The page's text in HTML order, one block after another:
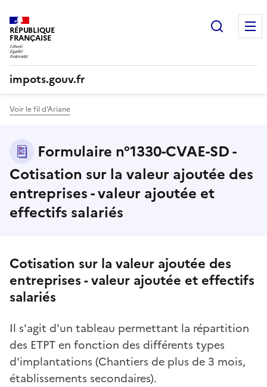
RÉPUBLIQUE
FRANÇAISE
impots.gouv.fr
Voir le fil d'Ariane
Formulaire n°1330-CVAE-SD -
Cotisation sur la valeur ajoutée des
entreprises - valeur ajoutée et
effectifs salariés
Cotisation sur la valeur ajoutée des
entreprises - valeur ajoutée et effectifs
salariés
Il s'agit d'un tableau permettant la répartition
des ETPT en fonction des différents types
d'implantations (Chantiers de plus de 3 mois,
établissements secondaires).